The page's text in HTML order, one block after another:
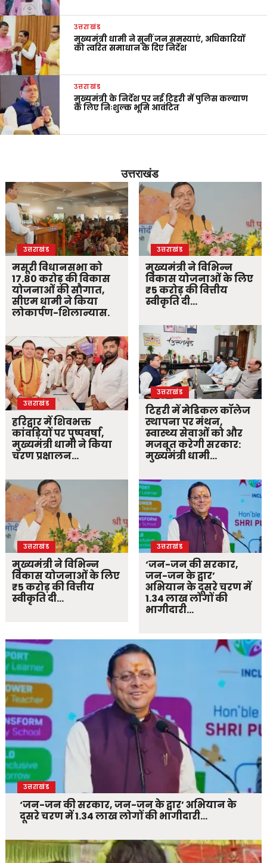
उत्तराखंड
मुख्यमंत्री धामी ने सुनीं जन समस्याएं, अधिकारियों
को त्वरित समाधान के दिए निर्देश
उत्तराखंड
मुख्यमंत्री के निर्देश पर नई टिहरी में पुलिस कल्याण
के लिए निःशुल्क भूमि आवंटित
उत्तराखंड
उत्तराखंड
मसूरी विधानसभा को
17.80 करोड़ की विकास
योजनाओं की सौगात,
सीएम धामी ने किया
लोकार्पण-शिलान्यास.
उत्तराखंड
हरिद्वार में शिवभक्त
कांवड़ियों पर पुष्पवर्षा,
मुख्यमंत्री धामी ने किया
चरण प्रक्षालन…
उत्तराखंड
मुख्यमंत्री ने विभिन्न
विकास योजनाओं के लिए
₹5 करोड़ की वित्तीय
स्वीकृति दी…
उत्तराखंड
मुख्यमंत्री ने विभिन्न
विकास योजनाओं के लिए
₹5 करोड़ की वित्तीय
स्वीकृति दी…
उत्तराखंड
टिहरी में मेडिकल कॉलेज
स्थापना पर मंथन,
स्वास्थ्य सेवाओं को और
मजबूत करेगी सरकार:
मुख्यमंत्री धामी…
उत्तराखंड
‘जन-जन की सरकार,
जन-जन के द्वार’
अभियान के दूसरे चरण में
1.34 लाख लोगों की
भागीदारी…
उत्तराखंड
‘जन-जन की सरकार, जन-जन के द्वार’ अभियान के
दूसरे चरण में 1.34 लाख लोगों की भागीदारी…